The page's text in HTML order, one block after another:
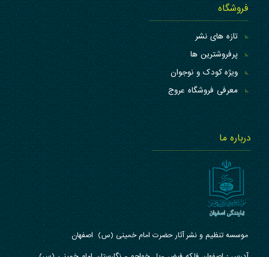
فروشگاه
تازه های نشر
پرفروشترین ها
ویژه کودک و نوجوان
معرفی فروشگاه عروج
درباره ما
موسسه تنظیم و نشر آثار حضرت امام خمینی (س) اصفهان